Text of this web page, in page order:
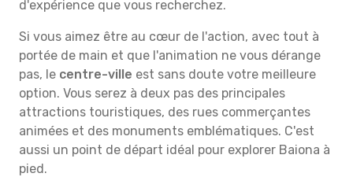
d'expérience que vous recherchez.
Si vous aimez être au cœur de l'action, avec tout à
portée de main et que l'animation ne vous dérange
pas, le centre-ville est sans doute votre meilleure
option. Vous serez à deux pas des principales
attractions touristiques, des rues commerçantes
animées et des monuments emblématiques. C'est
aussi un point de départ idéal pour explorer Baiona à
pied.